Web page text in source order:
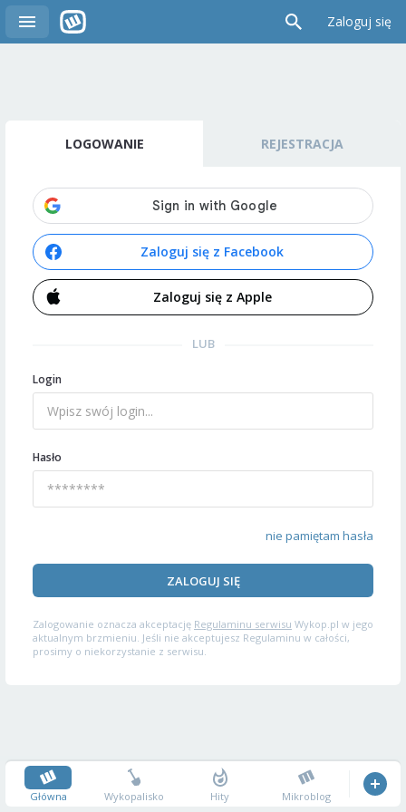
Zaloguj się
LOGOWANIE REJESTRACJA
Zaloguj się z Facebook
Zaloguj się z Apple
LUB
Login
Hasło
nie pamiętam hasła
ZALOGUJ SIĘ
Zalogowanie oznacza akceptację Regulaminu serwisu Wykop.pl w jego
aktualnym brzmieniu. Jeśli nie akceptujesz Regulaminu w całości,
prosimy o niekorzystanie z serwisu.
Główna Wykopalisko Hity Mikroblog